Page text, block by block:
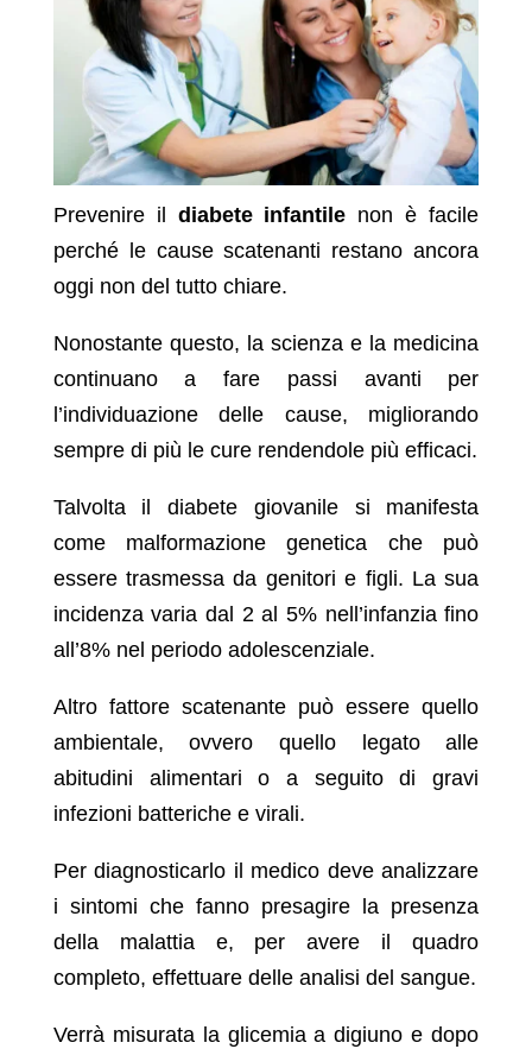
Prevenire il diabete infantile non è facile
perché le cause scatenanti restano ancora
oggi non del tutto chiare.
Nonostante questo, la scienza e la medicina
continuano a fare passi avanti per
l’individuazione delle cause, migliorando
sempre di più le cure rendendole più efficaci.
Talvolta il diabete giovanile si manifesta
come malformazione genetica che può
essere trasmessa da genitori e figli. La sua
incidenza varia dal 2 al 5% nell’infanzia fino
all’8% nel periodo adolescenziale.
Altro fattore scatenante può essere quello
ambientale, ovvero quello legato alle
abitudini alimentari o a seguito di gravi
infezioni batteriche e virali.
Per diagnosticarlo il medico deve analizzare
i sintomi che fanno presagire la presenza
della malattia e, per avere il quadro
completo, effettuare delle analisi del sangue.
Verrà misurata la glicemia a digiuno e dopo